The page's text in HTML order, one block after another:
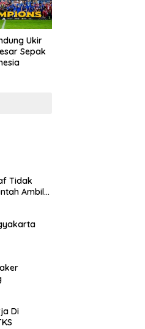
Ukir
Sepak
Tidak
Ambil
Di